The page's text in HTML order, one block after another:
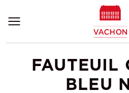
FAUTEUIL
BLEU